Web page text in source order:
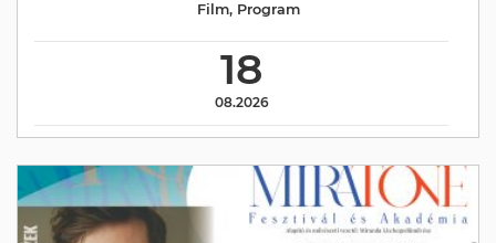
18
08.2026
Film, Program